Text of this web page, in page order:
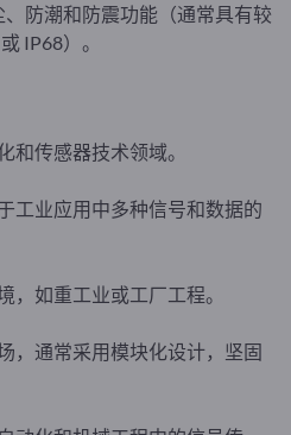
防潮和防震功能（通常具有较
IP68）。
和传感器技术领域。
工业应用中多种信号和数据的
，如重工业或工厂工程。
，通常采用模块化设计，坚固